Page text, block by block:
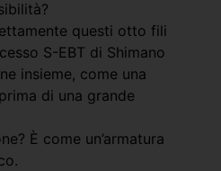
questi otto fili
S-EBT di Shimano
insieme, come una
di una grande
È come un’armatura